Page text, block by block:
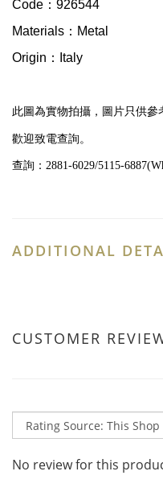
Code：926544
Materials：Metal
Origin：Italy
此圖為實物拍攝，圖片只供參
歡迎致電查詢。
查詢： 2881-6029/5115-
ADDITIONAL
CUSTOMER
No review for this